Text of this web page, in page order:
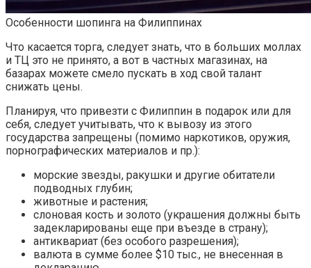
Особенности шопинга на Филиппинах
Что касается торга, следует знать, что в больших моллах
и ТЦ это не принято, а вот в частных магазинах, на
базарах можете смело пускать в ход свой талант
снижать цены.
Планируя, что привезти с Филиппин в подарок или для
себя, следует учитывать, что к вывозу из этого
государства запрещены (помимо наркотиков, оружия,
порнографических материалов и пр.):
морские звезды, ракушки и другие обитатели
подводных глубин;
животные и растения;
слоновая кость и золото (украшения должны быть
задекларированы еще при въезде в страну);
антиквариат (без особого разрешения);
валюта в сумме более $10 тыс., не внесенная в